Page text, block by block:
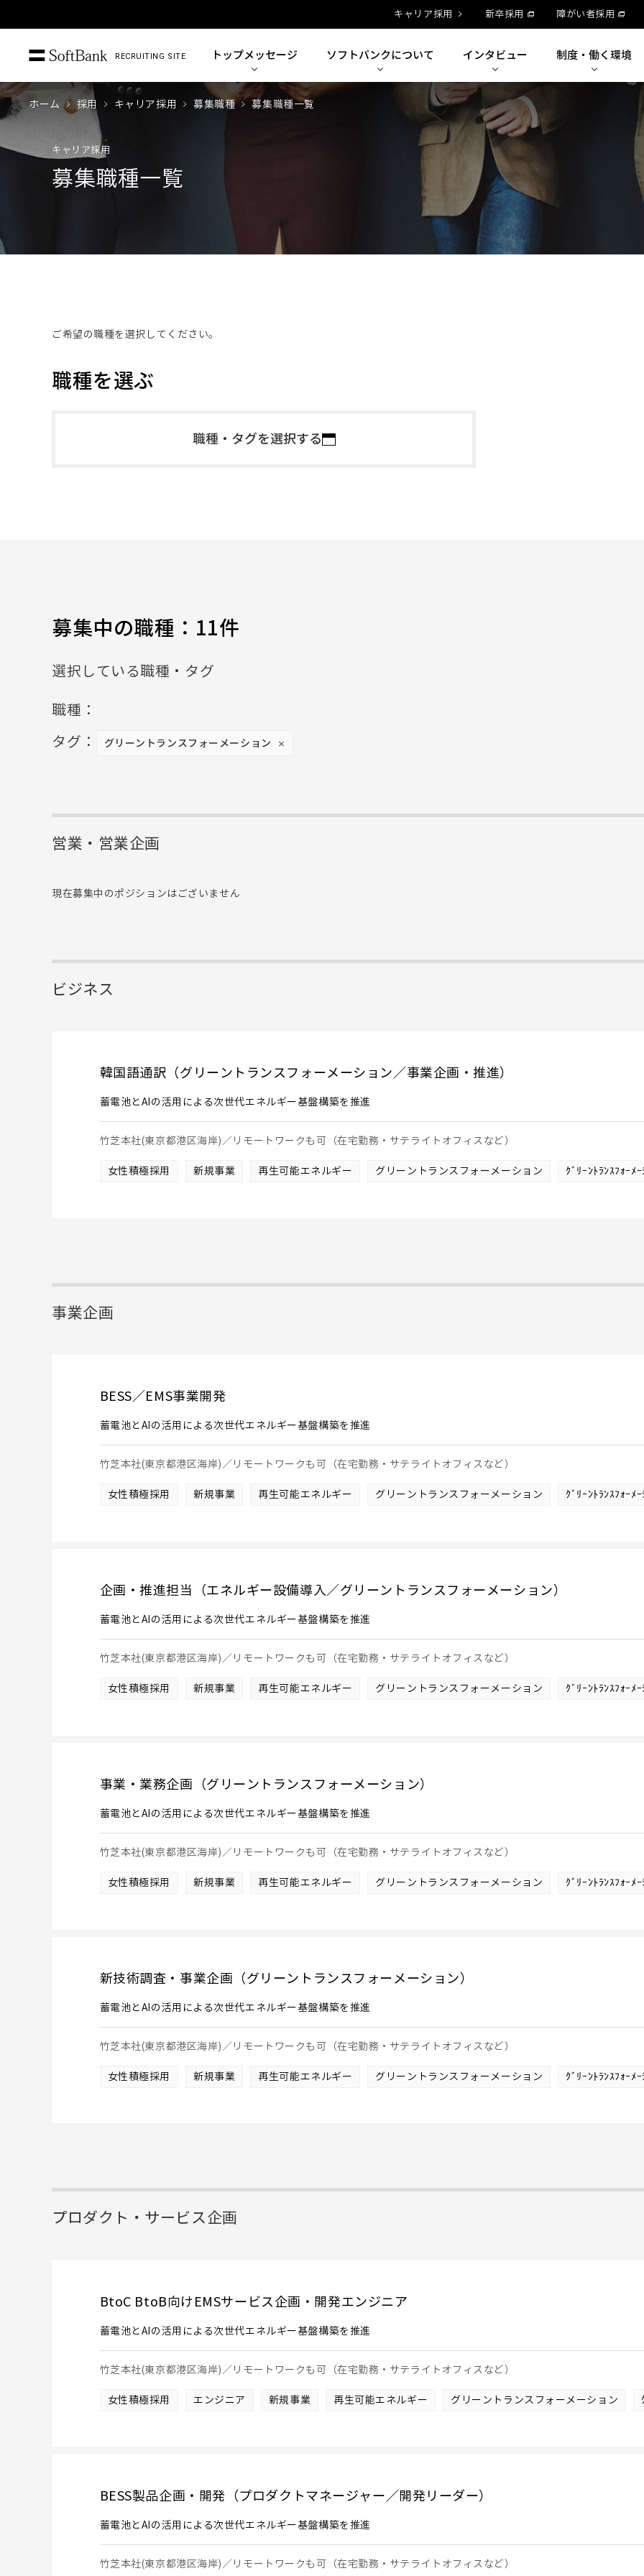
キャリア採用 新卒採用 障がい者採用
RECRUITING SITE トップメッセージ ソフトバンクについて インタビュー 制度・ 働く環境
ホーム 採用 キャリア採用 募集職種 募集職種一覧
キャリア採用
募集職種一覧
ご希望の職種を選択してください。
職種を選ぶ
職種・タグを選択する
募集中の職種： 11件
選択している職種・タグ
職種：
タグ：
グリーントランスフォーメーション ×
営業・営業企画
現在募集中のポジションはございません
ビジネス
韓国語通訳（グリーントランスフォーメーション／事業企画・推進）
蓄電池とAIの活用による次世代エネルギー基盤構築を推進
竹芝本社(東京都港区海岸)／リモートワークも可（在宅勤務・サテライトオフィスなど）
女性積極採用 新規事業 再生可能エネルギー グリーントランスフォーメーション ｸﾞﾘｰﾝﾄﾗﾝｽﾌｫｰﾒ
事業企画
BESS／EMS事業開発
蓄電池とAIの活用による次世代エネルギー基盤構築を推進
竹芝本社(東京都港区海岸)／リモートワークも可（在宅勤務・サテライトオフィスなど）
女性積極採用 新規事業 再生可能エネルギー グリーントランスフォーメーション ｸﾞﾘｰﾝﾄﾗﾝｽﾌｫｰﾒ
企画・推進担当（エネルギー設備導入／グリーントランスフォーメーション）
蓄電池とAIの活用による次世代エネルギー基盤構築を推進
竹芝本社(東京都港区海岸)／リモートワークも可（在宅勤務・サテライトオフィスなど）
女性積極採用 新規事業 再生可能エネルギー グリーントランスフォーメーション ｸﾞﾘｰﾝﾄﾗﾝｽﾌｫｰﾒ
事業・業務企画（グリーントランスフォーメーション）
蓄電池とAIの活用による次世代エネルギー基盤構築を推進
竹芝本社(東京都港区海岸)／リモートワークも可（在宅勤務・サテライトオフィスなど）
女性積極採用 新規事業 再生可能エネルギー グリーントランスフォーメーション ｸﾞﾘｰﾝﾄﾗﾝｽﾌｫｰﾒ
新技術調査・事業企画（グリーントランスフォーメーション）
蓄電池とAIの活用による次世代エネルギー基盤構築を推進
竹芝本社(東京都港区海岸)／リモートワークも可（在宅勤務・サテライトオフィスなど）
女性積極採用 新規事業 再生可能エネルギー グリーントランスフォーメーション ｸﾞﾘｰﾝﾄﾗﾝｽﾌｫｰﾒ
プロダクト・サービス企画
BtoC BtoB向けEMSサービス企画・開発エンジニア
蓄電池とAIの活用による次世代エネルギー基盤構築を推進
竹芝本社(東京都港区海岸)／リモートワークも可（在宅勤務・サテライトオフィスなど）
女性積極採用 エンジニア 新規事業 再生可能エネルギー グリーントランスフォーメーション
BESS製品企画・開発（プロダクトマネージャー／開発リーダー）
蓄電池とAIの活用による次世代エネルギー基盤構築を推進
竹芝本社(東京都港区海岸)／リモートワークも可（在宅勤務・サテライトオフィスなど）